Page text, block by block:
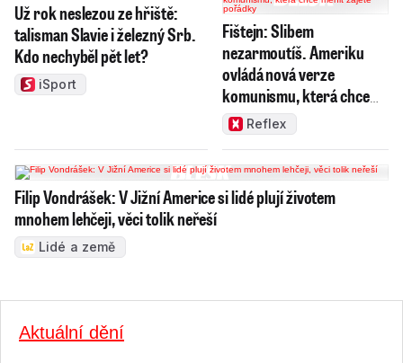
Už rok neslezou ze hřiště:
talisman Slavie i železný Srb.
Kdo nechyběl pět let?
iSport
Fištejn: Slibem
nezarmoutíš. Ameriku
ovládá nová verze
komunismu, která chce
měnit zajeté pořádky
Reflex
Filip Vondrášek: V Jižní Americe si lidé plují životem
mnohem lehčeji, věci tolik neřeší
Lidé a země
Aktuální dění